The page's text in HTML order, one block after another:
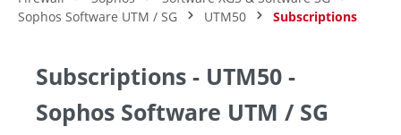
Sophos Software UTM / SG
UTM50 Subscriptions
Subscriptions - UTM50 -
Sophos Software UTM / SG